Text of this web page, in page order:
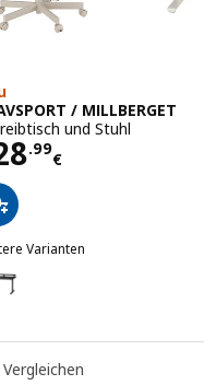
weiß,
/ MILLBERGET
und Stuhl
.99
€
328.99€
Varianten
/ MILLBERGET
TRAVSPORT /
Vergleichen